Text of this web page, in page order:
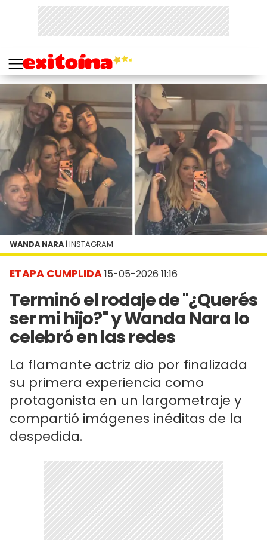
ETAPA CUMPLIDA15-05-2026 11:16
Terminó el rodaje de "¿Querés
ser mi hijo?" y Wanda Nara lo
celebró en las redes
La flamante actriz dio por finalizada
su primera experiencia como
protagonista en un largometraje y
compartió imágenes inéditas de la
despedida.
WANDA NARA | INSTAGRAM